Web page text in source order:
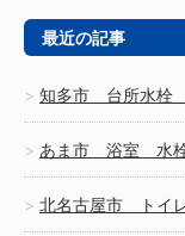
最近の記事
知多市 台所水栓
あま市 浴室 水
北名古屋市 トイ